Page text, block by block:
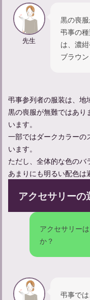
忌中期間に神社に入るだ
先生
黒の喪服
弔事の
は、濃
ブラウ
弔事参列者の服装は、地
黒の喪服が無難ではあり
います。
一部ではダークカラーの
います。
ただし、全体的な色のバ
あまりにも明るい配色は
アクセサリーの
アクセサリー
か？
弔事で